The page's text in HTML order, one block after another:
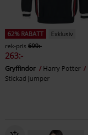
62% RABATT
Exklusiv
rek-pris 699:-
263:-
Gryffindor
Harry Potter
Stickad jumper